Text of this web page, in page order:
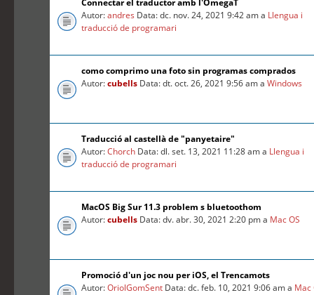
Connectar el traductor amb l'OmegaT
Autor:andres Data: dc. nov. 24, 2021 9:42 am a Llengua i
traducció de programari
como comprimo una foto sin programas comprados
Autor:cubells Data: dt. oct. 26, 2021 9:56 am aWindows
Traducció al castellà de "panyetaire"
Autor:Chorch Data: dl. set. 13, 2021 11:28 am a Llengua i
traducció de programari
MacOS Big Sur 11.3 problem s bluetoothom
Autor:cubells Data: dv. abr. 30, 2021 2:20 pm a Mac OS
Promoció d'un joc nou per iOS, el Trencamots
Autor:OriolGomSent Data: dc. feb. 10, 2021 9:06 am a Mac